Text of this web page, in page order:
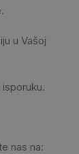
u Vašoj
nas na: